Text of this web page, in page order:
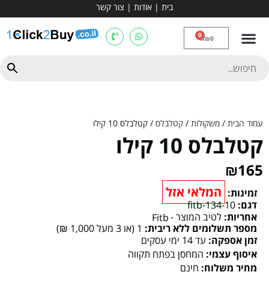
בית | אודות | צור קשר
₪0
0
עמוד הבית / משקולות / קטלבלס / קטלבלס 10 קילו
קטלבלס 10 קילו
₪165
זמינות: המלאי אזל
דגם: fitb-134-10
אחריות: לטיב המוצר -Fitb
מספר תשלומים ללא ריבית: 1 (או 3 מעל 1,000 ₪)
זמן אספקה: עד 14 ימי עסקים
איסוף עצמי: המחסן בפתח תקווה
מחיר משלוח: חינם